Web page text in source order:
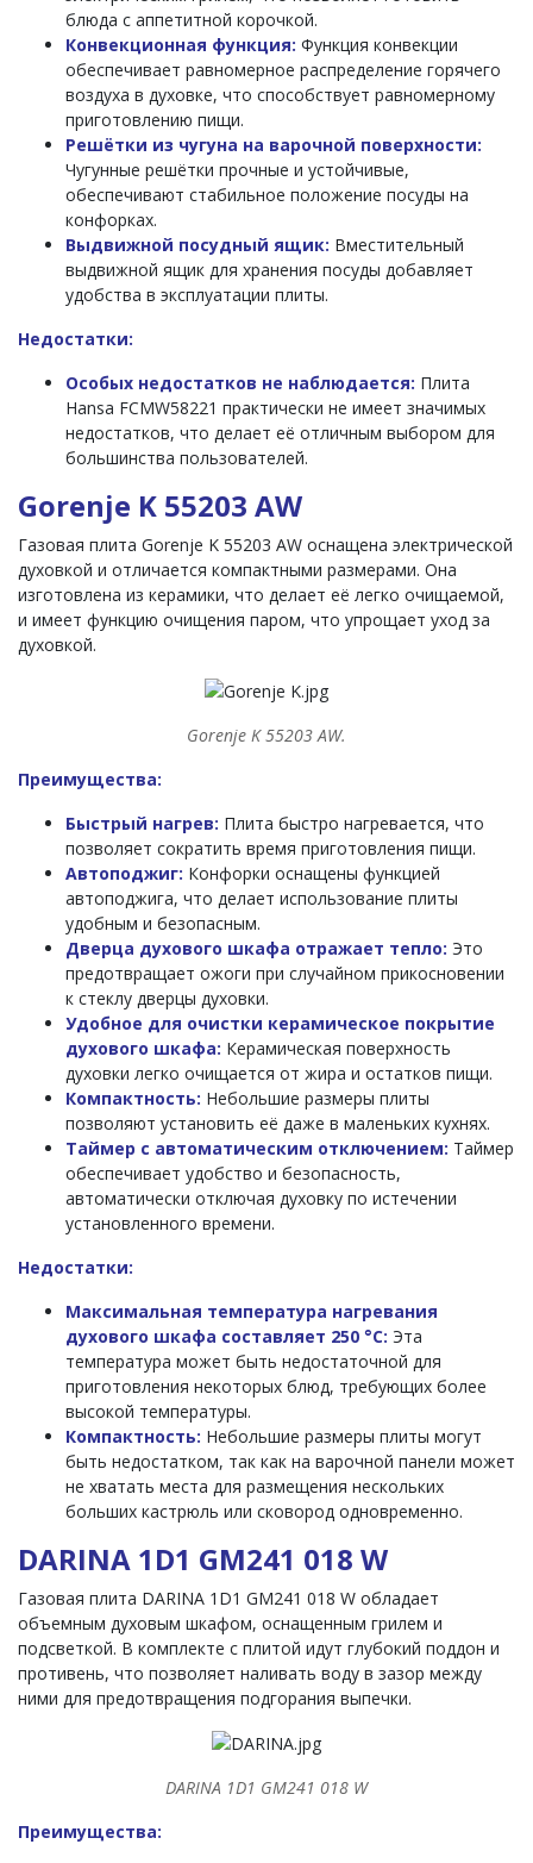
блюда с аппетитной корочкой.
Конвекционная функция: Функция конвекции
обеспечивает равномерное распределение горячего
воздуха в духовке, что способствует равномерному
приготовлению пищи.
Решётки из чугуна на варочной поверхности:
Чугунные решётки прочные и устойчивые,
обеспечивают стабильное положение посуды на
конфорках.
Выдвижной посудный ящик: Вместительный
выдвижной ящик для хранения посуды добавляет
удобства в эксплуатации плиты.
Недостатки:
Особых недостатков не наблюдается: Плита
Hansa FCMW58221 практически не имеет значимых
недостатков, что делает её отличным выбором для
большинства пользователей.
Gorenje K 55203 AW
Газовая плита Gorenje K 55203 AW оснащена электрической
духовкой и отличается компактными размерами. Она
изготовлена из керамики, что делает её легко очищаемой,
и имеет функцию очищения паром, что упрощает уход за
духовкой.
Gorenje K 55203 AW.
Преимущества:
Быстрый нагрев: Плита быстро нагревается, что
позволяет сократить время приготовления пищи.
Автоподжиг: Конфорки оснащены функцией
автоподжига, что делает использование плиты
удобным и безопасным.
Дверца духового шкафа отражает тепло: Это
предотвращает ожоги при случайном прикосновении
к стеклу дверцы духовки.
Удобное для очистки керамическое покрытие
духового шкафа: Керамическая поверхность
духовки легко очищается от жира и остатков пищи.
Компактность: Небольшие размеры плиты
позволяют установить её даже в маленьких кухнях.
Таймер с автоматическим отключением: Таймер
обеспечивает удобство и безопасность,
автоматически отключая духовку по истечении
установленного времени.
Недостатки:
Максимальная температура нагревания
духового шкафа составляет 250 °C: Эта
температура может быть недостаточной для
приготовления некоторых блюд, требующих более
высокой температуры.
Компактность: Небольшие размеры плиты могут
быть недостатком, так как на варочной панели может
не хватать места для размещения нескольких
больших кастрюль или сковород одновременно.
DARINA 1D1 GM241 018 W
Газовая плита DARINA 1D1 GM241 018 W обладает
объемным духовым шкафом, оснащенным грилем и
подсветкой. В комплекте с плитой идут глубокий поддон и
противень, что позволяет наливать воду в зазор между
ними для предотвращения подгорания выпечки.
DARINA 1D1 GM241 018 W
Преимущества: